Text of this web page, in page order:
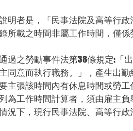
明者是，「民事法院及高等行
所載之時間非屬工作時間，僅
過之勞動事件法第38條規定:「
同意而執行職務。」，產生出
主張該時間內有休息時間或勞
為工作時間計算者，須由雇主
況下，現行民事法院、高等行